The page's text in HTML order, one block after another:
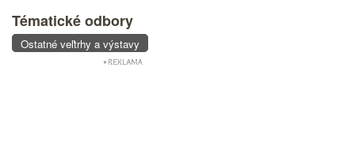
Tématické odbory
Ostatné veľtrhy a výstavy